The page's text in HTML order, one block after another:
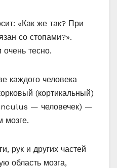
«Как же так? При
со стопами?».
очень тесно.
каждого человека
(кортикальный)
— человечек) —
мозге.
рук и других частей
область мозга,